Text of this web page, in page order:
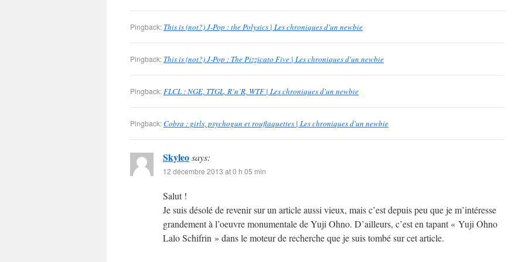
Pingback: This is (not?) J-Pop : the Polysics | Les chroniques d'un newbie
Pingback: This is (not?) J-Pop : The Pizzicato Five | Les chroniques d'un newbie
Pingback:FLCL : NGE, TTGL, R’n’R, WTF | Les chroniques d'un newbie
Pingback:Cobra : girls, psychogun et rouflaquettes | Les chroniques d'un newbie
Skyleosays:
12 décembre 2013 at 0 h 05 min
Salut !
Je suis désolé de revenir sur un article aussi vieux, mais c’est depuis peu que je m’intéresse
grandement à l’oeuvre monumentale de Yuji Ohno. D’ailleurs, c’est en tapant « Yuji Ohno
Lalo Schifrin » dans le moteur de recherche que je suis tombé sur cet article.